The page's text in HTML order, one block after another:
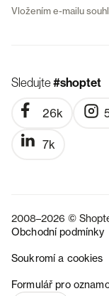
Vložením e-mailu
Sledujte#shoptet
26k
7k
2008–2026 ©
Obchodní podmínky
Soukromí a cookies
Formulář pro